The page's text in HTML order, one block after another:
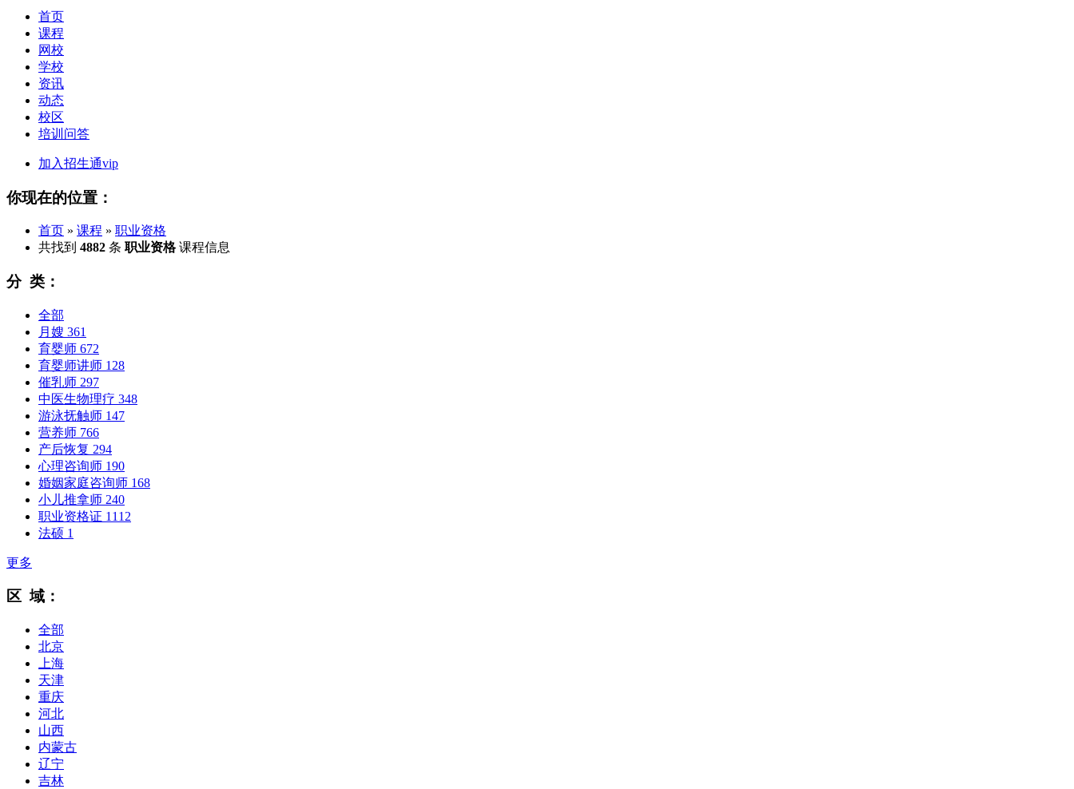
首页
课程
网校
学校
资讯
动态
校区
培训问答
加入招生通vip
你现在的位置：
首页 » 课程 » 职业资格
共找到 4882 条 职业资格课程信息
分 类：
全部
月嫂 361
育婴师 672
育婴师讲师 128
催乳师 297
中医生物理疗 348
游泳抚触师 147
营养师 766
产后恢复 294
心理咨询师 190
婚姻家庭咨询师 168
小儿推拿师 240
职业资格证 1112
法硕 1
更多
区 域：
全部
北京
上海
天津
重庆
河北
山西
内蒙古
辽宁
吉林